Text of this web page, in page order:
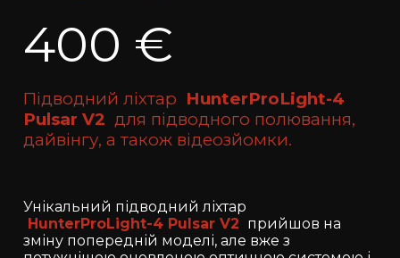
400 €
Підводний ліхтар HunterProLight-4
Pulsar V2 для підводного полювання,
дайвінгу, а також відеозйомки.
Унікальний підводний ліхтар
HunterProLight-4 Pulsar V2 прийшов на
зміну попередній моделі, але вже з